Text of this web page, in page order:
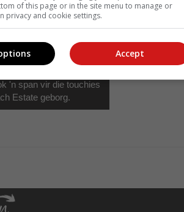
'n span vir die touchies
Estate geborg.
of this page or in the site menu to manage or
privacy and cookie settings.
Accept